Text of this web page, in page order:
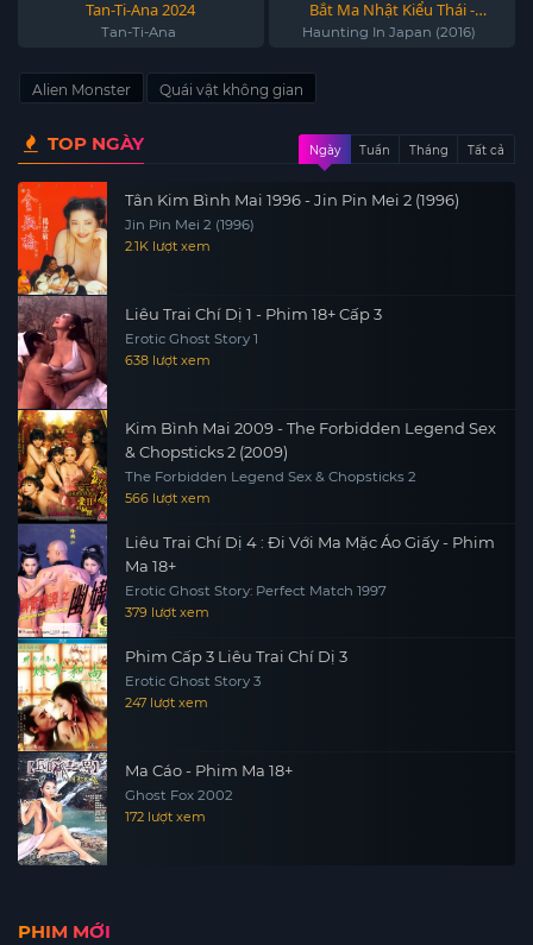
Tan-Ti-Ana 2024
Tan-Ti-Ana
Bắt Ma Nhật Kiểu Thái -
Haunting In Japan (2016)
Haunting In Japan (2016)
Alien Monster Quái vật không gian
TOP NGÀY Ngày Tuần Tháng Tất cả
Tân Kim Bình Mai 1996 - Jin Pin Mei 2 (1996)
Jin Pin Mei 2 (1996)
2.1K lượt xem
Liêu Trai Chí Dị 1 - Phim 18+ Cấp 3
Erotic Ghost Story 1
638 lượt xem
Kim Bình Mai 2009 - The Forbidden Legend Sex
& Chopsticks 2 (2009)
The Forbidden Legend Sex & Chopsticks 2
566 lượt xem
Liêu Trai Chí Dị 4 : Đi Với Ma Mặc Áo Giấy - Phim
Ma 18+
Erotic Ghost Story: Perfect Match 1997
379 lượt xem
Phim Cấp 3 Liêu Trai Chí Dị 3
Erotic Ghost Story 3
247 lượt xem
Ma Cáo - Phim Ma 18+
Ghost Fox 2002
172 lượt xem
PHIM MỚI